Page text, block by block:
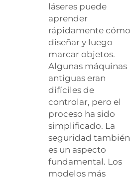
láseres puede
aprender
rápidamente cómo
diseñar y luego
marcar objetos.
Algunas máquinas
antiguas eran
difíciles de
controlar, pero el
proceso ha sido
simplificado. La
seguridad también
es un aspecto
fundamental. Los
modelos más